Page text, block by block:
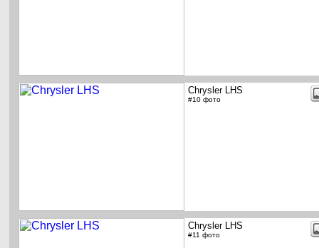
Chrysler LHS
#10 фото
Chrysler LHS
#11 фото